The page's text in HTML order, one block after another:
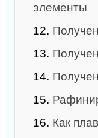
элементы
12.
13.
14.
15.
16. Как